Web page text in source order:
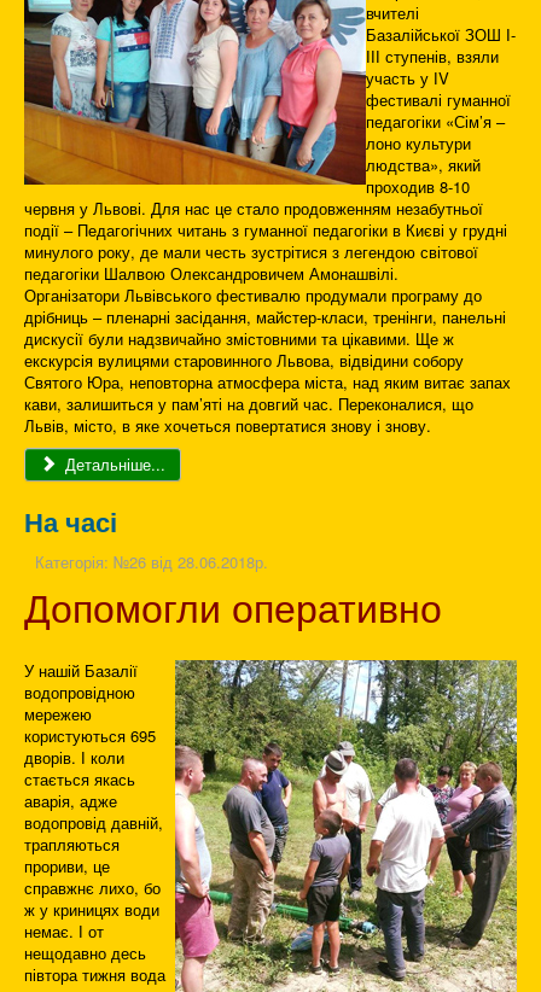
вчителі
Базалійської ЗОШ І-
ІІІ ступенів, взяли
участь у ІV
фестивалі гуманної
педагогіки «Сім’я –
лоно культури
людства», який
проходив 8-10
червня у Львові. Для нас це стало продовженням незабутньої
події – Педагогічних читань з гуманної педагогіки в Києві у грудні
минулого року, де мали честь зустрітися з легендою світової
педагогіки Шалвою Олександровичем Амонашвілі.
Організатори Львівського фестивалю продумали програму до
дрібниць – пленарні засідання, майстер-класи, тренінги, панельні
дискусії були надзвичайно змістовними та цікавими. Ще ж
екскурсія вулицями старовинного Львова, відвідини собору
Святого Юра, неповторна атмосфера міста, над яким витає запах
кави, залишиться у пам’яті на довгий час. Переконалися, що
Львів, місто, в яке хочеться повертатися знову і знову.
Детальніше...
На часі
Категорія: №26 від 28.06.2018р.
Допомогли оперативно
У нашій Базалії
водопровідною
мережею
користуються 695
дворів. І коли
стається якась
аварія, адже
водопровід давній,
трапляються
прориви, це
справжнє лихо, бо
ж у криницях води
немає. І от
нещодавно десь
півтора тижня вода